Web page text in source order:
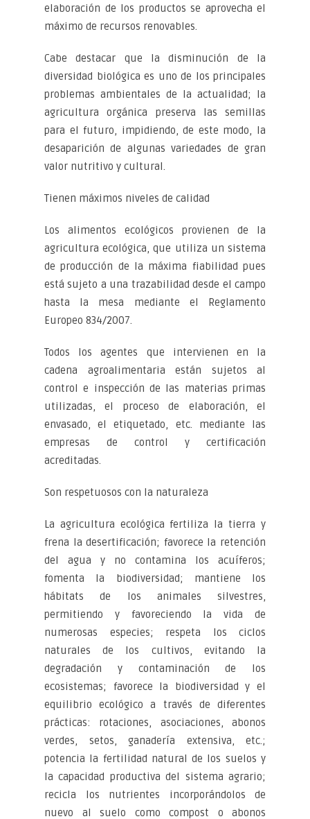
elaboración de los productos se aprovecha el
máximo de recursos renovables.
Cabe destacar que la disminución de la
diversidad biológica es uno de los principales
problemas ambientales de la actualidad; la
agricultura orgánica preserva las semillas
para el futuro, impidiendo, de este modo, la
desaparición de algunas variedades de gran
valor nutritivo y cultural.
Tienen máximos niveles de calidad
Los alimentos ecológicos provienen de la
agricultura ecológica, que utiliza un sistema
de producción de la máxima fiabilidad pues
está sujeto a una trazabilidad desde el campo
hasta la mesa mediante el Reglamento
Europeo 834/2007.
Todos los agentes que intervienen en la
cadena agroalimentaria están sujetos al
control e inspección de las materias primas
utilizadas, el proceso de elaboración, el
envasado, el etiquetado, etc. mediante las
empresas de control y certificación
acreditadas.
Son respetuosos con la naturaleza
La agricultura ecológica fertiliza la tierra y
frena la desertificación; favorece la retención
del agua y no contamina los acuíferos;
fomenta la biodiversidad; mantiene los
hábitats de los animales silvestres,
permitiendo y favoreciendo la vida de
numerosas especies; respeta los ciclos
naturales de los cultivos, evitando la
degradación y contaminación de los
ecosistemas; favorece la biodiversidad y el
equilibrio ecológico a través de diferentes
prácticas: rotaciones, asociaciones, abonos
verdes, setos, ganadería extensiva, etc.;
potencia la fertilidad natural de los suelos y
la capacidad productiva del sistema agrario;
recicla los nutrientes incorporándolos de
nuevo al suelo como compost o abonos